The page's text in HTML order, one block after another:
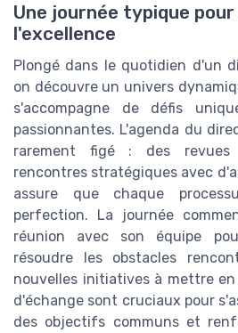
Une journée typique
l'excellence
Plongé dans le quotidien d'un
on découvre un univers
s'accompagne de défis
passionnantes. L'agenda du
rarement figé : des revues
rencontres stratégiques avec
assure que chaque
perfection. La journée
réunion avec son équipe
résoudre les obstacles
nouvelles initiatives à mettre
d'échange sont cruciaux pour
des objectifs communs et